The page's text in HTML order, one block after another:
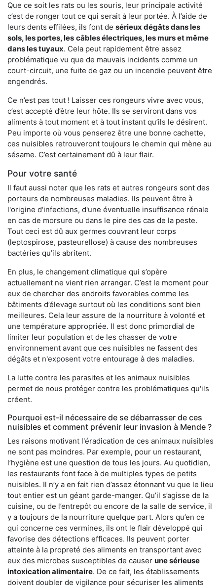
Que ce soit les rats ou les souris, leur principale activité
c’est de ronger tout ce qui serait à leur portée. À l’aide de
leurs dents effilées, ils font de sérieux dégâts dans les
sols, les portes, les câbles électriques, les murs et même
dans les tuyaux. Cela peut rapidement être assez
problématique vu que de mauvais incidents comme un
court-circuit, une fuite de gaz ou un incendie peuvent être
engendrés.
Ce n’est pas tout ! Laisser ces rongeurs vivre avec vous,
c’est accepté d’être leur hôte. Ils se serviront dans vos
aliments à tout moment et à tout instant qu’ils le désirent.
Peu importe où vous penserez être une bonne cachette,
ces nuisibles retrouveront toujours le chemin qui mène au
sésame. C’est certainement dû à leur flair.
Pour votre santé
Il faut aussi noter que les rats et autres rongeurs sont des
porteurs de nombreuses maladies. Ils peuvent être à
l'origine d'infections, d'une éventuelle insuffisance rénale
en cas de morsure ou dans le pire des cas de la peste.
Tout ceci est dû aux germes couvrant leur corps
(leptospirose, pasteurellose) à cause des nombreuses
bactéries qu’ils abritent.
En plus, le changement climatique qui s’opère
actuellement ne vient rien arranger. C’est le moment pour
eux de chercher des endroits favorables comme les
bâtiments d’élevage surtout où les conditions sont bien
meilleures. Cela leur assure de la nourriture à volonté et
une température appropriée. Il est donc primordial de
limiter leur population et de les chasser de votre
environnement avant que ces nuisibles ne fassent des
dégâts et n'exposent votre entourage à des maladies.
La lutte contre les parasites et les animaux nuisibles
permet de nous protéger contre les problématiques qu'ils
créent.
Pourquoi est-il nécessaire de se débarrasser de ces
nuisibles et comment prévenir leur invasion à Mende ?
Les raisons motivant l'éradication de ces animaux nuisibles
ne sont pas moindres. Par exemple, pour un restaurant,
l’hygiène est une question de tous les jours. Au quotidien,
les restaurants font face à de multiples types de petits
nuisibles. Il n’y a en fait rien d’assez étonnant vu que le lieu
tout entier est un géant garde-manger. Qu’il s’agisse de la
cuisine, ou de l’entrepôt ou encore de la salle de service, il
y a toujours de la nourriture quelque part. Alors qu’en ce
qui concerne ces vermines, ils ont le flair développé qui
favorise des détections efficaces. Ils peuvent porter
atteinte à la propreté des aliments en transportant avec
eux des microbes susceptibles de causer une sérieuse
intoxication alimentaire. De ce fait, les établissements
doivent doubler de vigilance pour sécuriser les aliments